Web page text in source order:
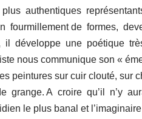
authentiques
fourmillement de formes,
il développe une poétique
nous communique son «
peintures sur cuir clouté,
grange. A croire qu’il n’y
le plus banal et